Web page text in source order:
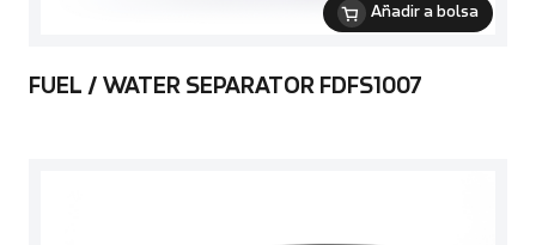
Añadir a bolsa
FUEL / WATER SEPARATOR FDFS1007